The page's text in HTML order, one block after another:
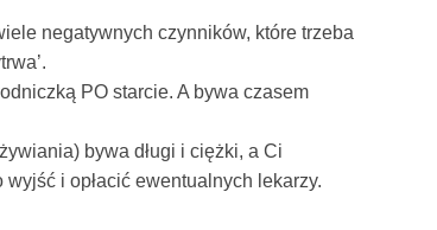
negatywnych czynników, które trzeba
PO starcie. A bywa czasem
bywa długi i ciężki, a Ci
i opłacić ewentualnych lekarzy.